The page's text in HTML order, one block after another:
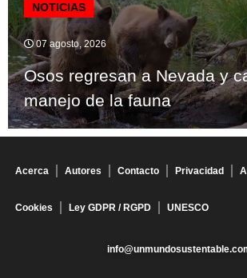
NOTICIAS
07 agosto, 2026
Osos regresan a Nevada y
manejo de la fauna
Acerca Autores Contacto Privacidad
Cookies Ley GDPR / RGPD UNESCO